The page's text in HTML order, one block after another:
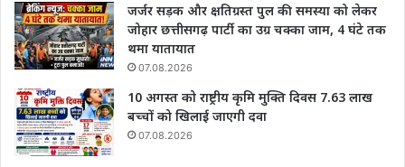
जर्जर सड़क और क्षतिग्रस्त पुल की समस्या को लेकर
जोहार छत्तीसगढ़ पार्टी का उग्र चक्का जाम, 4 घंटे तक
थमा यातायात
07.08.2026
10 अगस्त को राष्ट्रीय कृमि मुक्ति दिवस 7.63 लाख
बच्चों को खिलाई जाएगी दवा
07.08.2026